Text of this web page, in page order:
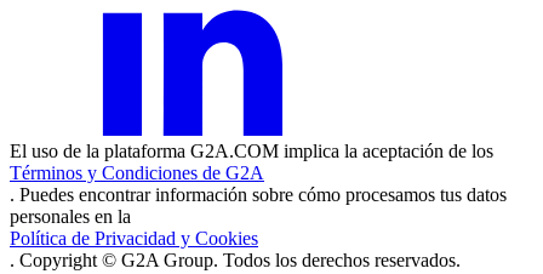
El uso de la plataforma G2A.COM implica la aceptación de los
Términos y Condiciones de G2A
. Puedes encontrar información sobre cómo procesamos tus datos
personales en la
Política de Privacidad y Cookies
. Copyright © G2A Group. Todos los derechos reservados.